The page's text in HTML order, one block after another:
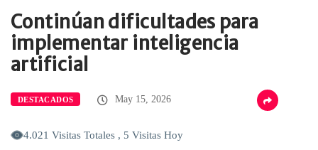
Continúan dificultades para
implementar inteligencia
artificial
DESTACADOS May 15, 2026
4.021 Visitas Totales , 5 Visitas Hoy